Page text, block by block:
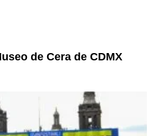
de Cera de CDMX